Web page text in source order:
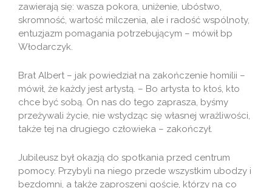
zawierają się: wasza pokora, uniżenie, ubóstwo,
skromność, wartość milczenia, ale i radość wspólnoty,
entuzjazm pomagania potrzebującym – mówił bp
Włodarczyk.
Brat Albert – jak powiedział na zakończenie homilii –
mówił, że każdy jest artystą. – Bo artysta to ktoś, kto
chce być sobą. On nas do tego zaprasza, byśmy
przeżywali życie, nie wstydząc się własnej wrażliwości,
także tej na drugiego człowieka – zakończył.
Jubileusz był okazją do spotkania przed centrum
pomocy. Przybyli na niego przede wszystkim ubodzy i
bezdomni, a także zaproszeni goście, którzy na co